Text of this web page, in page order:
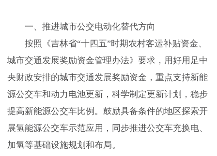
一、推进城市公交电动化替代方向
按照《吉林省“十四五”时期农村客运补贴资金、
城市交通发展奖励资金管理办法》要求，用好用足中
央财政安排的城市交通发展奖励资金，重点支持新能
源公交车和动力电池更新，科学制定更新计划，稳步
提高新能源公交车比例。鼓励具备条件的地区探索开
展氢能源公交车示范应用，同步推进公交车充换电、
加氢等基础设施规划和布局。